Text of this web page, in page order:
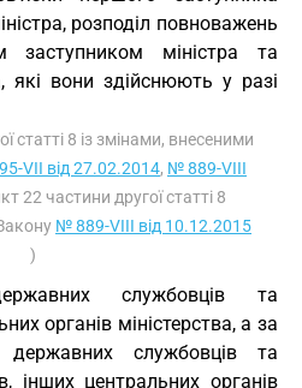
розподіл повноважень
заступником міністра та
які вони здійснюють у разі
статті 8 із змінами, внесеними
VII від 27.02.2014, № 889-VIII
22 частини другої статті 8
№ 889-VIII від 10.12.2015
)
службовців та
органів міністерства, а за
службовців та
інших центральних органів